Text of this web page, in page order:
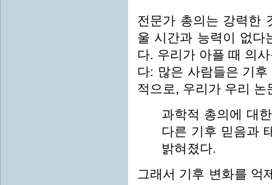
전문가 총의는 강력한
울 시간과 능력이 없다
다. 우리가 아플 때 의
다: 많은 사람들은 기
적으로, 우리가 우리 논
과학적 총의에 대
다른 기후 믿음과
밝혀졌다.
그래서 기후 변화를 억